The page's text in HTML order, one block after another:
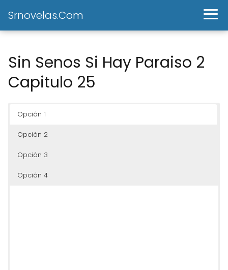
Srnovelas.Com
Sin Senos Si Hay Paraiso 2
Capitulo 25
Opción 1
Opción 2
Opción 3
Opción 4